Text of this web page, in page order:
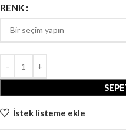
RENK
İstek listeme ekle